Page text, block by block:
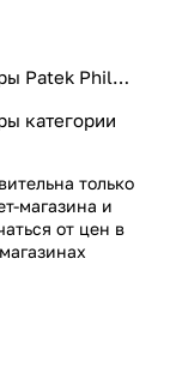
Все товары Patek Philippe
категории
только
магазина и
от цен в